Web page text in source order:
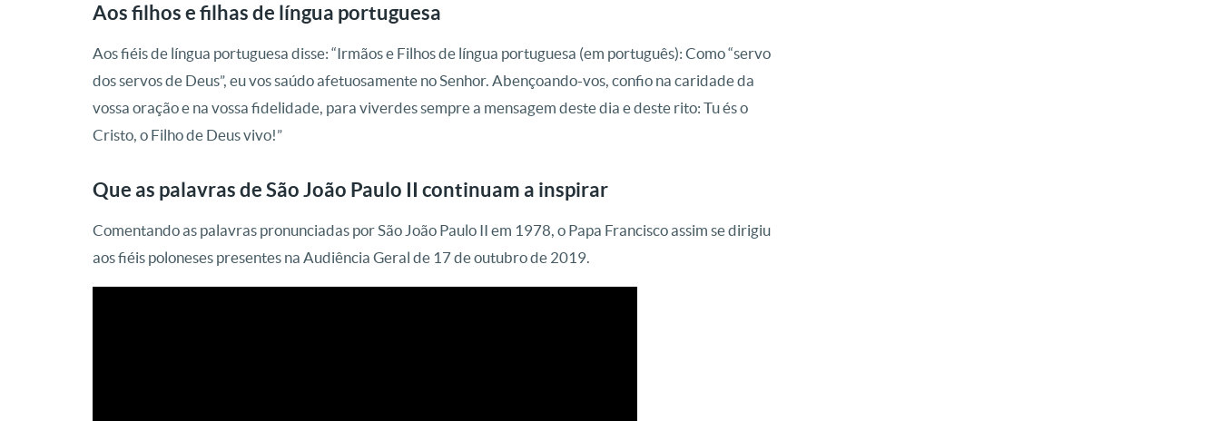
Aos filhos e filhas de língua portuguesa
Aos fiéis de língua portuguesa disse: “Irmãos e Filhos de língua portuguesa (em português): Como “servo
dos servos de Deus”, eu vos saúdo afetuosamente no Senhor. Abençoando-vos, confio na caridade da
vossa oração e na vossa fidelidade, para viverdes sempre a mensagem deste dia e deste rito: Tu és o
Cristo, o Filho de Deus vivo!”
Que as palavras de São João Paulo II continuam a inspirar
Comentando as palavras pronunciadas por São João Paulo II em 1978, o Papa Francisco assim se dirigiu
aos fiéis poloneses presentes na Audiência Geral de 17 de outubro de 2019.